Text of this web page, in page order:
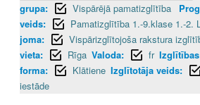
grupa:
Vispārējā pamatizglītība
veids:
Pamatizglītība 1.-9.klase 1.-2.
joma:
Vispārizglītojoša rakstura
vieta:
Rīga Valoda: fr
forma:
Klātiene Izglītotāja veids:
iestāde